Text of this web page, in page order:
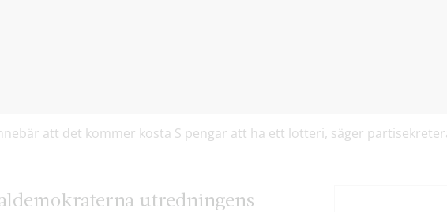
att det kommer kosta S pengar att ha ett lotteri, säger
utredningens